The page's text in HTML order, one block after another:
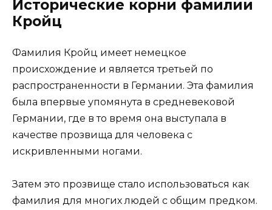
Исторические корни фамилии
Кройц
Фамилия Кройц имеет немецкое
происхождение и является третьей по
распространенности в Германии. Эта фамилия
была впервые упомянута в средневековой
Германии, где в то время она выступала в
качестве прозвища для человека с
искривленными ногами.
Затем это прозвище стало использоваться как
фамилия для многих людей с общим предком.